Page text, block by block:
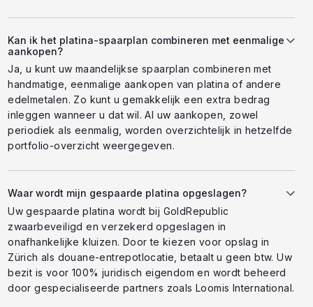
Kan ik het platina-spaarplan combineren met eenmalige
aankopen?
Ja, u kunt uw maandelijkse spaarplan combineren met
handmatige, eenmalige aankopen van platina of andere
edelmetalen. Zo kunt u gemakkelijk een extra bedrag
inleggen wanneer u dat wil. Al uw aankopen, zowel
periodiek als eenmalig, worden overzichtelijk in hetzelfde
portfolio-overzicht weergegeven.
Waar wordt mijn gespaarde platina opgeslagen?
Uw gespaarde platina wordt bij GoldRepublic
zwaarbeveiligd en verzekerd opgeslagen in
onafhankelijke kluizen. Door te kiezen voor opslag in
Zürich als douane-entrepotlocatie, betaalt u geen btw. Uw
bezit is voor 100% juridisch eigendom en wordt beheerd
door gespecialiseerde partners zoals Loomis International.